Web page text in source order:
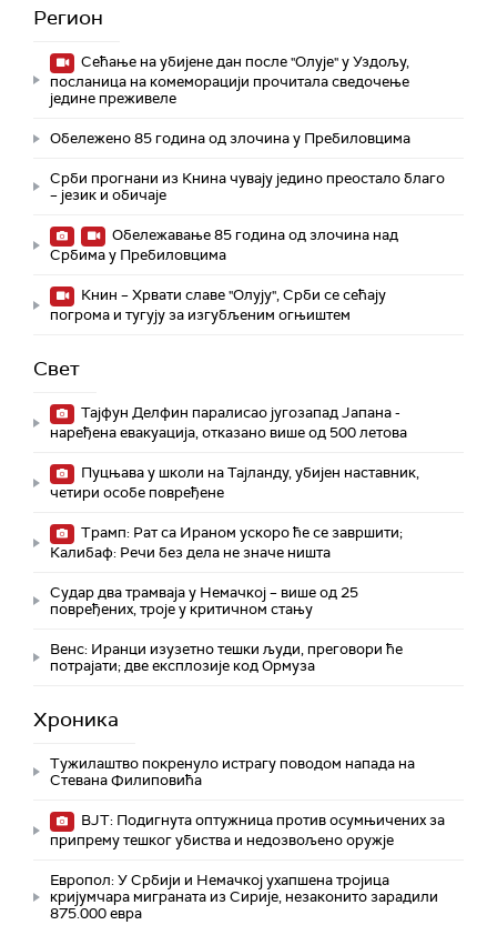
Регион
Сећање на убијене дан после "Олује" у Уздољу,
посланица на комеморацији прочитала сведочење
једине преживеле
Обележено 85 година од злочина у Пребиловцима
Срби прогнани из Книна чувају једино преостало благо
– језик и обичаје
Обележавање 85 година од злочина над
Србима у Пребиловцима
Книн – Хрвати славе "Олују", Срби се сећају
погрома и тугују за изгубљеним огњиштем
Свет
Тајфун Делфин паралисао југозапад Јапана -
наређена евакуација, отказано више од 500 летова
Пуцњава у школи на Тајланду, убијен наставник,
четири особе повређене
Трамп: Рат са Ираном ускоро ће се завршити;
Калибаф: Речи без дела не значе ништа
Судар два трамваја у Немачкој – више од 25
повређених, троје у критичном стању
Венс: Иранци изузетно тешки људи, преговори ће
потрајати; две експлозије код Ормуза
Хроника
Тужилаштво покренуло истрагу поводом напада на
Стевана Филиповића
ВЈТ: Подигнута оптужница против осумњичених за
припрему тешког убиства и недозвољено оружје
Европол: У Србији и Немачкој ухапшена тројица
кријумчара миграната из Сирије, незаконито зарадили
875.000 евра